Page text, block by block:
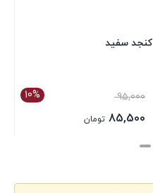
کنجد سفید
10% 95,000
85,500 تومان
بستن